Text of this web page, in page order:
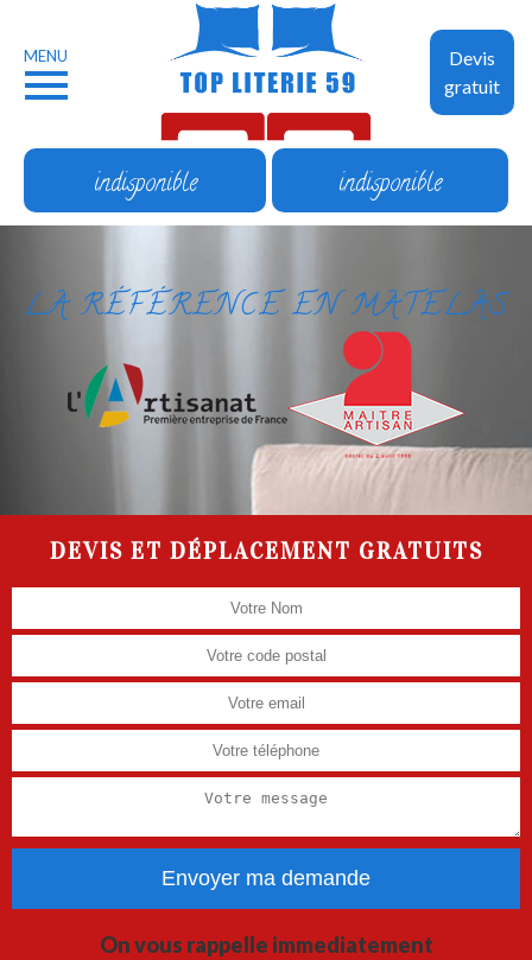
Devis
gratuit
MENU
indisponible indisponible
LA RÉFÉRENCE EN MATELAS
DEVIS ET DÉPLACEMENT GRATUITS
On vous rappelle immediatement